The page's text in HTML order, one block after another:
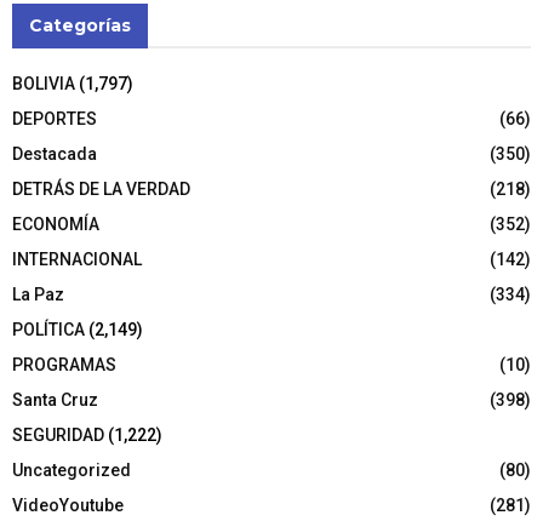
Categorías
BOLIVIA (1,797)
DEPORTES
(66)
Destacada
(350)
DETRÁS DE LA VERDAD
(218)
ECONOMÍA
(352)
INTERNACIONAL
(142)
La Paz
(334)
POLÍTICA (2,149)
PROGRAMAS
(10)
Santa Cruz
(398)
SEGURIDAD (1,222)
Uncategorized
(80)
VideoYoutube
(281)